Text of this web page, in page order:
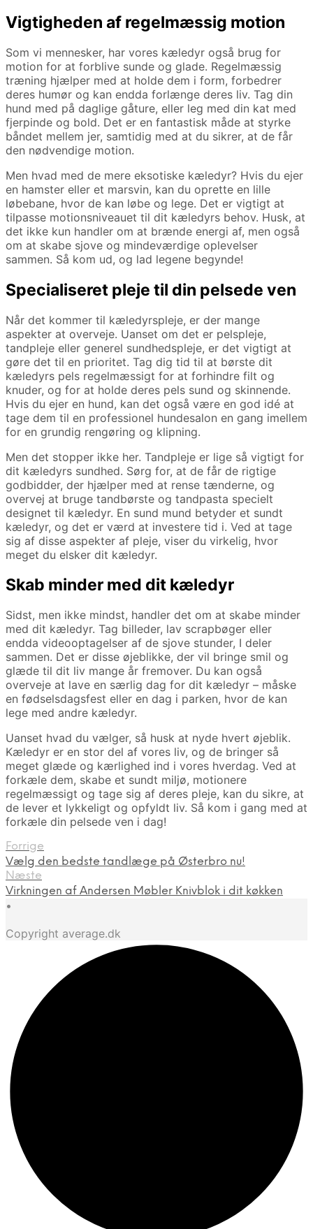
Vigtigheden af regelmæssig motion
Som vi mennesker, har vores kæledyr også brug for
motion for at forblive sunde og glade. Regelmæssig
træning hjælper med at holde dem i form, forbedrer
deres humør og kan endda forlænge deres liv. Tag din
hund med på daglige gåture, eller leg med din kat med
fjerpinde og bold. Det er en fantastisk måde at styrke
båndet mellem jer, samtidig med at du sikrer, at de får
den nødvendige motion.
Men hvad med de mere eksotiske kæledyr? Hvis du ejer
en hamster eller et marsvin, kan du oprette en lille
løbebane, hvor de kan løbe og lege. Det er vigtigt at
tilpasse motionsniveauet til dit kæledyrs behov. Husk, at
det ikke kun handler om at brænde energi af, men også
om at skabe sjove og mindeværdige oplevelser
sammen. Så kom ud, og lad legene begynde!
Specialiseret pleje til din pelsede ven
Når det kommer til kæledyrspleje, er der mange
aspekter at overveje. Uanset om det er pelspleje,
tandpleje eller generel sundhedspleje, er det vigtigt at
gøre det til en prioritet. Tag dig tid til at børste dit
kæledyrs pels regelmæssigt for at forhindre filt og
knuder, og for at holde deres pels sund og skinnende.
Hvis du ejer en hund, kan det også være en god idé at
tage dem til en professionel hundesalon en gang imellem
for en grundig rengøring og klipning.
Men det stopper ikke her. Tandpleje er lige så vigtigt for
dit kæledyrs sundhed. Sørg for, at de får de rigtige
godbidder, der hjælper med at rense tænderne, og
overvej at bruge tandbørste og tandpasta specielt
designet til kæledyr. En sund mund betyder et sundt
kæledyr, og det er værd at investere tid i. Ved at tage
sig af disse aspekter af pleje, viser du virkelig, hvor
meget du elsker dit kæledyr.
Skab minder med dit kæledyr
Sidst, men ikke mindst, handler det om at skabe minder
med dit kæledyr. Tag billeder, lav scrapbøger eller
endda videooptagelser af de sjove stunder, I deler
sammen. Det er disse øjeblikke, der vil bringe smil og
glæde til dit liv mange år fremover. Du kan også
overveje at lave en særlig dag for dit kæledyr – måske
en fødselsdagsfest eller en dag i parken, hvor de kan
lege med andre kæledyr.
Uanset hvad du vælger, så husk at nyde hvert øjeblik.
Kæledyr er en stor del af vores liv, og de bringer så
meget glæde og kærlighed ind i vores hverdag. Ved at
forkæle dem, skabe et sundt miljø, motionere
regelmæssigt og tage sig af deres pleje, kan du sikre, at
de lever et lykkeligt og opfyldt liv. Så kom i gang med at
forkæle din pelsede ven i dag!
Forrige
Vælg den bedste tandlæge på Østerbro nu!
Næste
Virkningen af Andersen Møbler Knivblok i dit køkken
•
Copyright average.dk